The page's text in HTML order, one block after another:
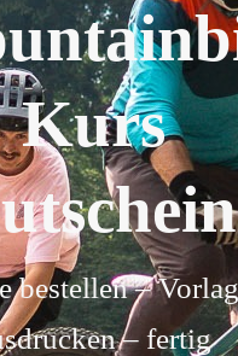
Kurs
bestellen –
– fertig